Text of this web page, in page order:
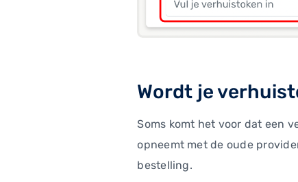
Wordt je
Soms komt het voor dat een
opneemt met de oude
bestelling.